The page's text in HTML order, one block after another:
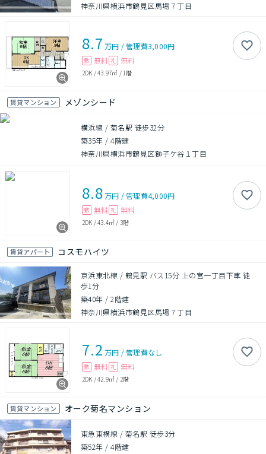
神奈川県横浜市鶴見区馬場７丁目
8.7 万円 /管理費3,000円
敷 無料 礼 無料
2DK /43.97㎡ / 1階
賃貸マンション メゾンシード
横浜線 / 菊名駅 徒歩32分
築35年 /4階建
神奈川県横浜市鶴見区獅子ケ谷１丁目
8.8万円 /管理費4,000円
敷 無料 礼 無料
2DK /43.4㎡ / 3階
賃貸アパート コスモハイツ
京浜東北線 / 鶴見駅 バス15分 上の宮一丁目下車 徒
歩1分
築40年 /2階建
神奈川県横浜市鶴見区馬場７丁目
7.2 万円 /管理費なし
敷 無料 礼 無料
2DK /42.9㎡ / 2階
賃貸マンション オーク菊名マンション
東急東横線 / 菊名駅 徒歩3分
築52年 /4階建